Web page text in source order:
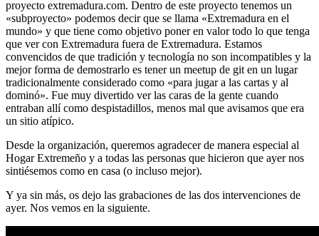
proyecto extremadura.com. Dentro de este proyecto tenemos un
«subproyecto» podemos decir que se llama «Extremadura en el
mundo» y que tiene como objetivo poner en valor todo lo que tenga
que ver con Extremadura fuera de Extremadura. Estamos
convencidos de que tradición y tecnología no son incompatibles y la
mejor forma de demostrarlo es tener un meetup de git en un lugar
tradicionalmente considerado como «para jugar a las cartas y al
dominó». Fue muy divertido ver las caras de la gente cuando
entraban allí como despistadillos, menos mal que avisamos que era
un sitio atípico.
Desde la organización, queremos agradecer de manera especial al
Hogar Extremeño y a todas las personas que hicieron que ayer nos
sintiésemos como en casa (o incluso mejor).
Y ya sin más, os dejo las grabaciones de las dos intervenciones de
ayer. Nos vemos en la siguiente.